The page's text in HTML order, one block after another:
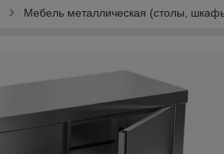
Мебель металлическая (столы,